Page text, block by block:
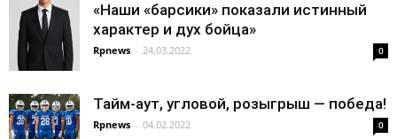
«Наши «барсики» показали истинный
характер и дух бойца»
Rpnews - 24.03.2022 0
Тайм-аут, угловой, розыгрыш — победа!
Rpnews - 04.02.2022 0